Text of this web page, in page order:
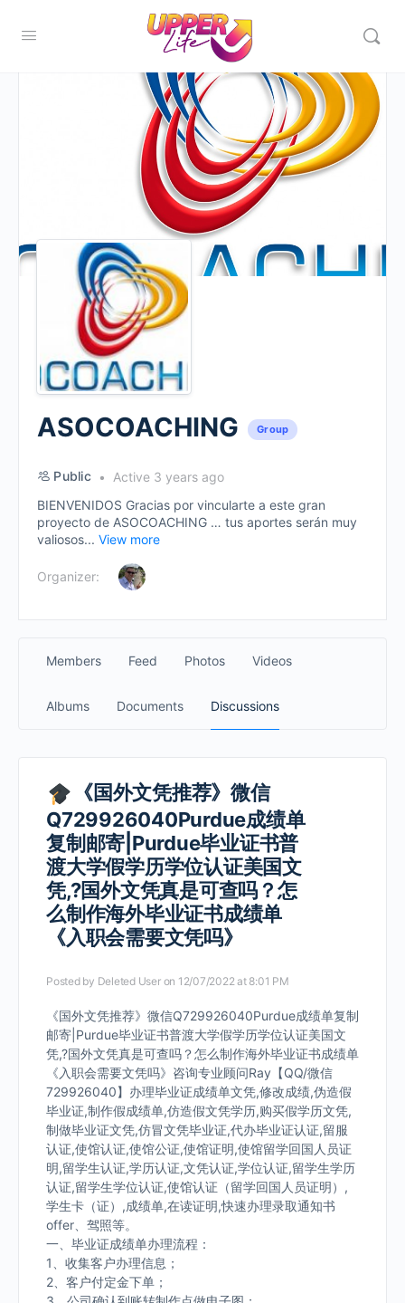
ASOCOACHING Group
Public
Active 3 years ago
BIENVENIDOS Gracias por vincularte a este gran
proyecto de ASOCOACHING … tus aportes serán muy
valiosos... View more
Organizer:
Members Feed Photos Videos
Albums Documents Discussions
《国外文凭推荐》微信
Q729926040Purdue成绩单
复制邮寄|Purdue毕业证书普
渡大学假学历学位认证美国文
凭,?国外文凭真是可查吗？怎
么制作海外毕业证书成绩单
《入职会需要文凭吗》
Posted by Deleted User on 12/07/2022 at 8:01 PM
《国外文凭推荐》微信Q729926040Purdue成绩单复制
邮寄|Purdue毕业证书普渡大学假学历学位认证美国文
凭,?国外文凭真是可查吗？怎么制作海外毕业证书成绩单
《入职会需要文凭吗》咨询专业顾问Ray【QQ/微信
729926040】办理毕业证成绩单文凭,修改成绩,伪造假
毕业证,制作假成绩单,仿造假文凭学历,购买假学历文凭,
制做毕业证文凭,仿冒文凭毕业证,代办毕业证认证,留服
认证,使馆认证,使馆公证,使馆证明,使馆留学回国人员证
明,留学生认证,学历认证,文凭认证,学位认证,留学生学历
认证,留学生学位认证,使馆认证（留学回国人员证明）,
学生卡（证）,成绩单,在读证明,快速办理录取通知书
offer、驾照等。
一、毕业证成绩单办理流程：
1、收集客户办理信息；
2、客户付定金下单；